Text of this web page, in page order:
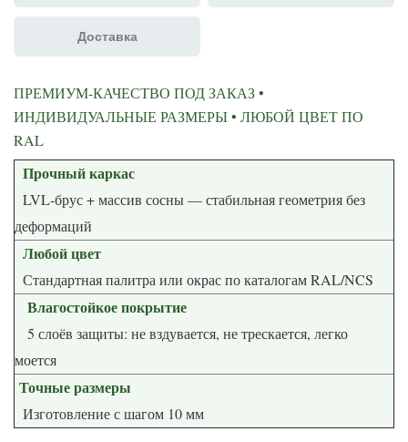
Доставка
ПРЕМИУМ-КАЧЕСТВО ПОД ЗАКАЗ •
ИНДИВИДУАЛЬНЫЕ РАЗМЕРЫ • ЛЮБОЙ ЦВЕТ ПО
RAL
Прочный каркас
LVL-брус + массив сосны — стабильная геометрия без
деформаций
Любой цвет
Стандартная палитра или окрас по каталогам RAL/NCS
Влагостойкое покрытие
5 слоёв защиты: не вздувается, не трескается, легко
моется
Точные размеры
Изготовление с шагом 10 мм